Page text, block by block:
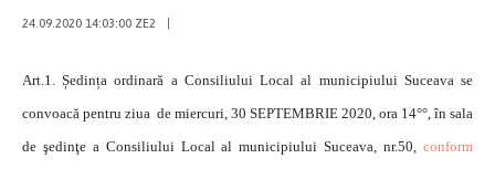
24.09.2020 14:03:00 ZE2
Art.1. Ședința ordinară a Consiliului Local al municipiului Suceava se
convoacă pentru ziua de miercuri, 30 SEPTEMBRIE 2020, ora 14°°, în sala
de şedinţe a Consiliului Local al municipiului Suceava, nr.50, conform